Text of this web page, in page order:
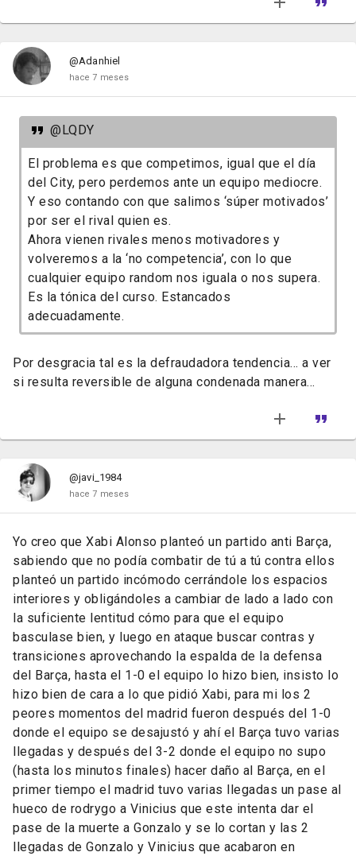
@Adanhiel
hace 7 meses
@LQDY
El problema es que competimos, igual que el día
del City, pero perdemos ante un equipo mediocre.
Y eso contando con que salimos ‘súper motivados’
por ser el rival quien es.
Ahora vienen rivales menos motivadores y
volveremos a la ‘no competencia’, con lo que
cualquier equipo random nos iguala o nos supera.
Es la tónica del curso. Estancados
adecuadamente.
Por desgracia tal es la defraudadora tendencia... a ver
si resulta reversible de alguna condenada manera...
@javi_1984
hace 7 meses
Yo creo que Xabi Alonso planteó un partido anti Barça,
sabiendo que no podía combatir de tú a tú contra ellos
planteó un partido incómodo cerrándole los espacios
interiores y obligándoles a cambiar de lado a lado con
la suficiente lentitud cómo para que el equipo
basculase bien, y luego en ataque buscar contras y
transiciones aprovechando la espalda de la defensa
del Barça, hasta el 1-0 el equipo lo hizo bien, insisto lo
hizo bien de cara a lo que pidió Xabi, para mi los 2
peores momentos del madrid fueron después del 1-0
donde el equipo se desajustó y ahí el Barça tuvo varias
llegadas y después del 3-2 donde el equipo no supo
(hasta los minutos finales) hacer daño al Barça, en el
primer tiempo el madrid tuvo varias llegadas un pase al
hueco de rodrygo a Vinicius que este intenta dar el
pase de la muerte a Gonzalo y se lo cortan y las 2
llegadas de Gonzalo y Vinicius que acabaron en